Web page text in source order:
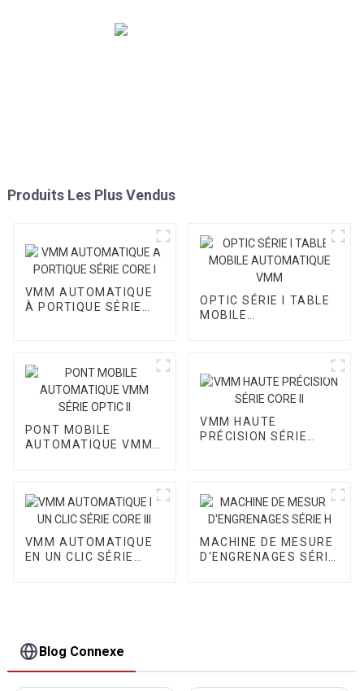
Produits Les Plus Vendus
VMM AUTOMATIQUE
À PORTIQUE SÉRIE
OPTIC SÉRIE I TABLE
MOBILE
PONT MOBILE
AUTOMATIQUE VMM
VMM HAUTE
PRÉCISION SÉRIE
VMM AUTOMATIQUE
EN UN CLIC SÉRIE
MACHINE DE MESURE
D'ENGRENAGES SÉRIE
Blog Connexe